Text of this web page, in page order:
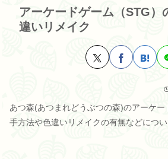
アーケードゲーム（STG）
違いリメイク
あつ森(あつまれどうぶつの森)のアーケー
手方法や色違いリメイクの有無などについ